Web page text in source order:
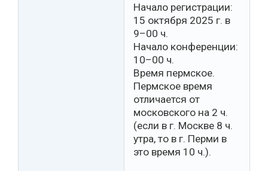
Начало регистрации:
15 октября 2025 г. в
9–00 ч.
Начало конференции:
10–00 ч.
Время пермское.
Пермское время
отличается от
московского на 2 ч.
(если в г. Москве 8 ч.
утра, то в г. Перми в
это время 10 ч.).